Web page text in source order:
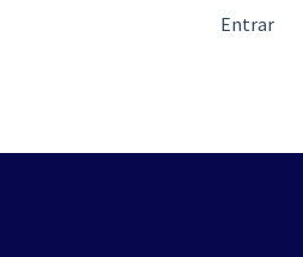
submenu para traduçõesEntrar